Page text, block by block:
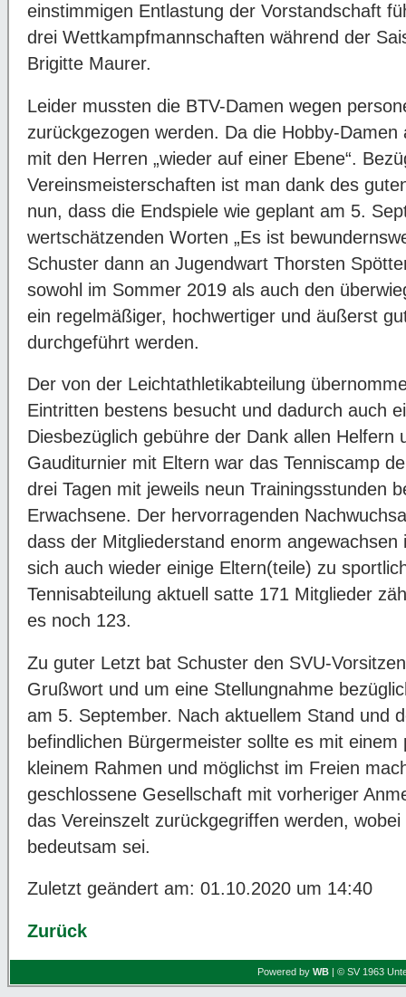
einstimmigen Entlastung der Vorstandschaft
drei Wettkampfmannschaften während der
Brigitte Maurer.
Leider mussten die BTV-Damen wegen
zurückgezogen werden. Da die Hobby-
mit den Herren „wieder auf einer Ebene“.
Vereinsmeisterschaften ist man dank des
nun, dass die Endspiele wie geplant am 5.
wertschätzenden Worten „Es ist
Schuster dann an Jugendwart Thorsten
sowohl im Sommer 2019 als auch den
ein regelmäßiger, hochwertiger und äußerst
durchgeführt werden.
Der von der Leichtathletikabteilung
Eintritten bestens besucht und dadurch auch
Diesbezüglich gebühre der Dank allen Helfern
Gauditurnier mit Eltern war das Tenniscamp
drei Tagen mit jeweils neun Trainingsstunden
Erwachsene. Der hervorragenden
dass der Mitgliederstand enorm
sich auch wieder einige Eltern(teile) zu
Tennisabteilung aktuell satte 171 Mitglieder
es noch 123.
Zu guter Letzt bat Schuster den SVU-
Grußwort und um eine Stellungnahme
am 5. September. Nach aktuellem Stand und
befindlichen Bürgermeister sollte es mit
kleinem Rahmen und möglichst im Freien
geschlossene Gesellschaft mit vorheriger
das Vereinszelt zurückgegriffen werden,
bedeutsam sei.
Zuletzt geändert am: 01.10.2020 um 14:40
Zurück
Powered by WB | © SV 1963